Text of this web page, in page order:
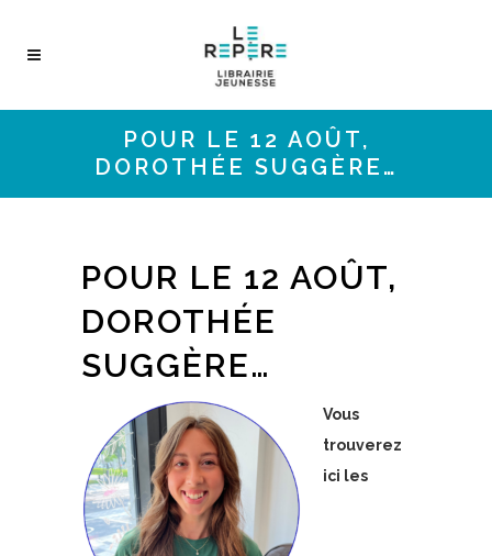
POUR LE 12 AOÛT,
DOROTHÉE SUGGÈRE…
POUR LE 12 AOÛT,
DOROTHÉE
SUGGÈRE…
Vous
trouverez
ici les